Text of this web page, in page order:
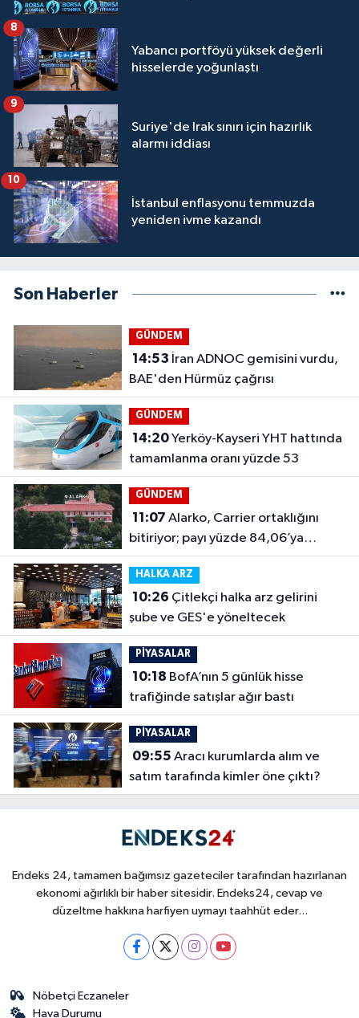
Yabancı portföyü yüksek değerli
hisselerde yoğunlaştı
8
Suriye'de Irak sınırı için hazırlık
alarmı iddiası
9
İstanbul enflasyonu temmuzda
yeniden ivme kazandı
10
Son Haberler
GÜNDEM
14:53
BAE'den Hürmüz çağrısı
GÜNDEM
14:20Yerköy-Kayseri YHT hattında
tamamlanma oranı yüzde 53
GÜNDEM
11:07
bitiriyor; payı yüzde 84,06’ya
çıkacak
HALKA ARZ
10:26
şube ve GES'e yöneltecek
PİYASALAR
10:18
trafiğinde satışlar ağır bastı
PİYASALAR
09:55
satım tarafında kimler öne çıktı?
Endeks 24, tamamen bağımsız gazeteciler tarafından hazırlanan
ekonomi ağırlıklı bir haber sitesidir. Endeks24, cevap ve
düzeltme hakkına harfiyen uymayı taahhüt eder...
Nöbetçi Eczaneler
Hava Durumu